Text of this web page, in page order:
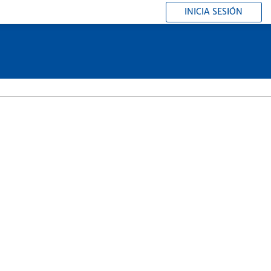
INICIA SESIÓN